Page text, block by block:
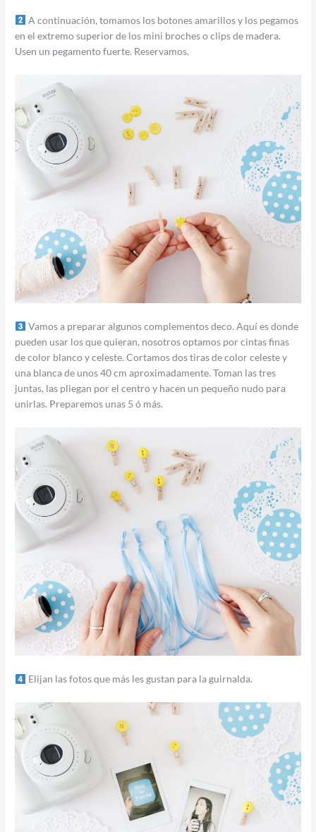
A continuación, tomamos los botones amarillos y los pegamos
en el extremo superior de los mini broches o clips de madera.
Usen un pegamento fuerte. Reservamos.
Vamos a preparar algunos complementos deco. Aquí es donde
pueden usar los que quieran, nosotros optamos por cintas finas
de color blanco y celeste. Cortamos dos tiras de color celeste y
una blanca de unos 40 cm aproximadamente. Toman las tres
juntas, las pliegan por el centro y hacen un pequeño nudo para
unirlas. Preparemos unas 5 ó más.
Elijan las fotos que más les gustan para la guirnalda.